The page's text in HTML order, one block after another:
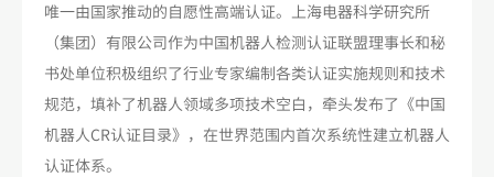
唯一由国家推动的自愿性高端认证。上海电器科学研究所
（集团）有限公司作为中国机器人检测认证联盟理事长和秘
书处单位积极组织了行业专家编制各类认证实施规则和技术
规范，填补了机器人领域多项技术空白，牵头发布了《中国
机器人CR认证目录》，在世界范围内首次系统性建立机器人
认证体系。